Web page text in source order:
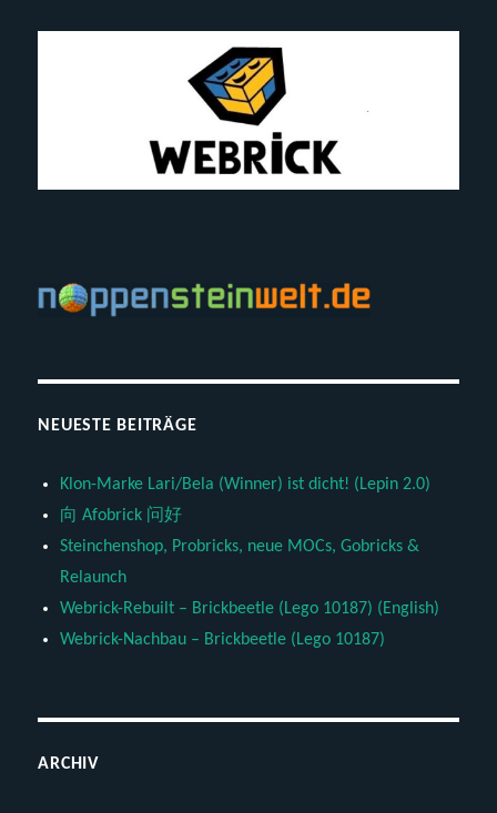
NEUESTE BEITRÄGE
Klon-Marke Lari/Bela (Winner) ist dicht! (Lepin 2.0)
向 Afobrick 问好
Steinchenshop, Probricks, neue MOCs, Gobricks &
Relaunch
Webrick-Rebuilt – Brickbeetle (Lego 10187) (English)
Webrick-Nachbau – Brickbeetle (Lego 10187)
ARCHIV